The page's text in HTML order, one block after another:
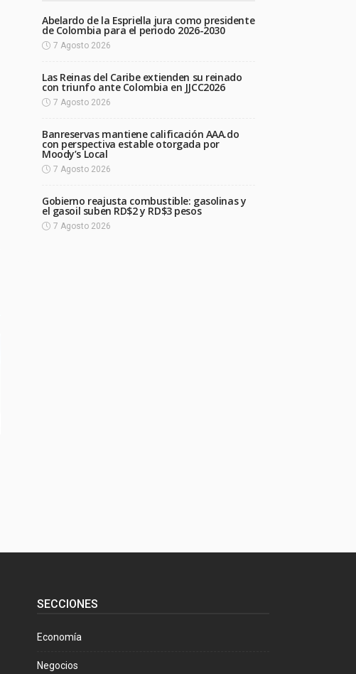
Abelardo de la Espriella jura como presidente
de Colombia para el periodo 2026-2030
7 Agosto 2026
Las Reinas del Caribe extienden su reinado
con triunfo ante Colombia en JJCC2026
7 Agosto 2026
Banreservas mantiene calificación AAA.do
con perspectiva estable otorgada por
Moody’s Local
7 Agosto 2026
Gobierno reajusta combustible: gasolinas y
el gasoil suben RD$2 y RD$3 pesos
7 Agosto 2026
SECCIONES
Economía
Negocios